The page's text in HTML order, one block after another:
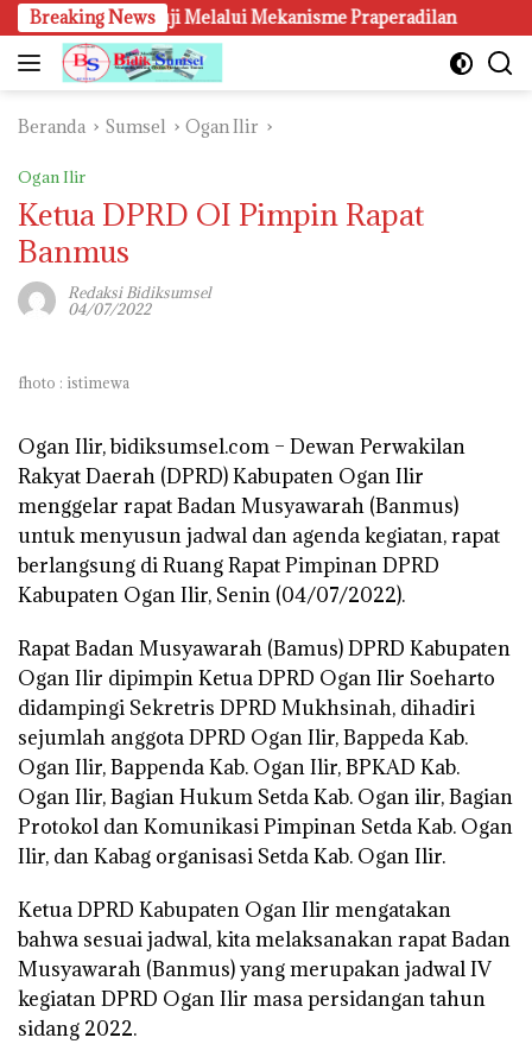
Langsung
ke
konten
Breaking News
Pali Patut Diuji Melalui Mekanisme Praperadilan
Beranda Sumsel Ogan Ilir
Ogan Ilir
Ketua DPRD OI Pimpin Rapat
Banmus
Redaksi Bidiksumsel
04/07/2022
fhoto : istimewa
Ogan Ilir, bidiksumsel.com – Dewan Perwakilan
Rakyat Daerah (DPRD) Kabupaten Ogan Ilir
menggelar rapat Badan Musyawarah (Banmus)
untuk menyusun jadwal dan agenda kegiatan, rapat
berlangsung di Ruang Rapat Pimpinan DPRD
Kabupaten Ogan Ilir, Senin (04/07/2022).
Rapat Badan Musyawarah (Bamus) DPRD Kabupaten
Ogan Ilir dipimpin Ketua DPRD Ogan Ilir Soeharto
didampingi Sekretris DPRD Mukhsinah, dihadiri
sejumlah anggota DPRD Ogan Ilir, Bappeda Kab.
Ogan Ilir, Bappenda Kab. Ogan Ilir, BPKAD Kab.
Ogan Ilir, Bagian Hukum Setda Kab. Ogan ilir, Bagian
Protokol dan Komunikasi Pimpinan Setda Kab. Ogan
Ilir, dan Kabag organisasi Setda Kab. Ogan Ilir.
Ketua DPRD Kabupaten Ogan Ilir mengatakan
bahwa sesuai jadwal, kita melaksanakan rapat Badan
Musyawarah (Banmus) yang merupakan jadwal IV
kegiatan DPRD Ogan Ilir masa persidangan tahun
sidang 2022.